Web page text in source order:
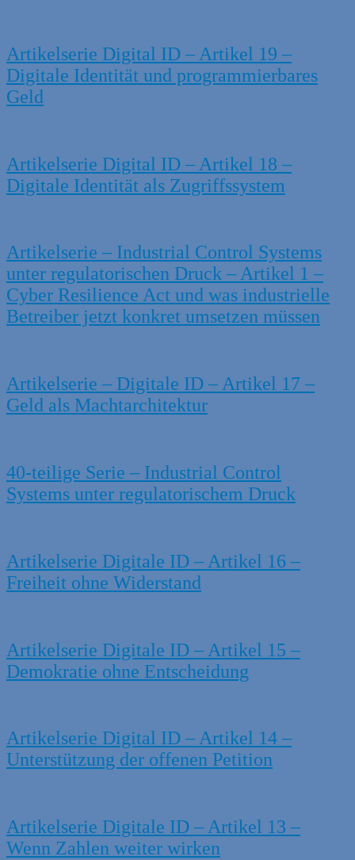
Artikelserie Digital ID – Artikel 19 –
Digitale Identität und programmierbares
Geld
Artikelserie Digital ID – Artikel 18 –
Digitale Identität als Zugriffssystem
Artikelserie – Industrial Control Systems
unter regulatorischen Druck – Artikel 1 –
Cyber Resilience Act und was industrielle
Betreiber jetzt konkret umsetzen müssen
Artikelserie – Digitale ID – Artikel 17 –
Geld als Machtarchitektur
40-teilige Serie – Industrial Control
Systems unter regulatorischem Druck
Artikelserie Digitale ID – Artikel 16 –
Freiheit ohne Widerstand
Artikelserie Digitale ID – Artikel 15 –
Demokratie ohne Entscheidung
Artikelserie Digital ID – Artikel 14 –
Unterstützung der offenen Petition
Artikelserie Digitale ID – Artikel 13 –
Wenn Zahlen weiter wirken